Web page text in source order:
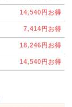
14,540円
7,414円
18,246円
14,540円